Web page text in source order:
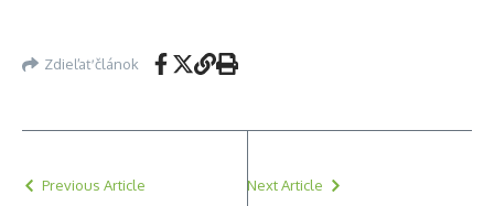
Zdieľať článok
Previous Article Next Article